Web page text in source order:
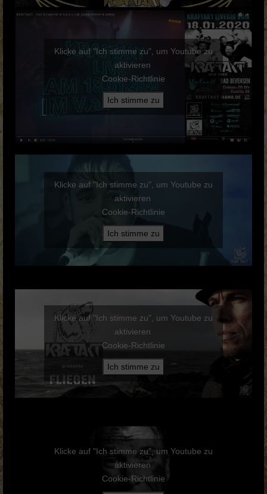
Klicke auf "Ich stimme zu", um Youtube zu
aktivieren
Cookie-Richtlinie
Ich stimme zu
Klicke auf "Ich stimme zu", um Youtube zu
aktivieren
Cookie-Richtlinie
Ich stimme zu
Klicke auf "Ich stimme zu", um Youtube zu
aktivieren
Cookie-Richtlinie
Ich stimme zu
Klicke auf "Ich stimme zu", um Youtube zu
aktivieren
Cookie-Richtlinie